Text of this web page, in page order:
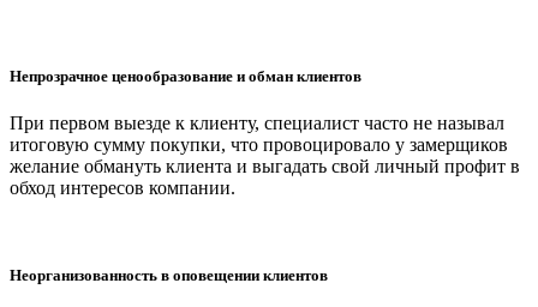
Непрозрачное ценообразование и обман клиентов
При первом выезде к клиенту, специалист часто не называл
итоговую сумму покупки, что провоцировало у замерщиков
желание обмануть клиента и выгадать свой личный профит в
обход интересов компании.
Неорганизованность в оповещении клиентов